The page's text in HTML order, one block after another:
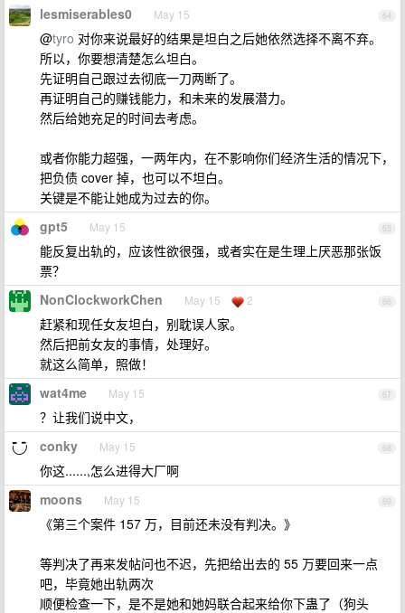
64
lesmiserables0 May 15
@tyro 对你来说最好的结果是坦白之后她依然选择不离不弃。
所以，你要想清楚怎么坦白。
先证明自己跟过去彻底一刀两断了。
再证明自己的赚钱能力，和未来的发展潜力。
然后给她充足的时间去考虑。
或者你能力超强，一两年内，在不影响你们经济生活的情况下，
把负债 cover 掉，也可以不坦白。
关键是不能让她成为过去的你。
65
gpt5 May 15
能反复出轨的，应该性欲很强，或者实在是生理上厌恶那张饭
票？
66
NonClockworkChen May 15 2
赶紧和现任女友坦白，别耽误人家。
然后把前女友的事情，处理好。
就这么简单，照做！
67
wat4me May 15
？让我们说中文，
68
conky May 15
你这......,怎么进得大厂啊
69
moons May 15
《第三个案件 157 万，目前还未没有判决。》
等判决了再来发帖问也不迟，先把给出去的 55 万要回来一点
吧，毕竟她出轨两次
顺便检查一下，是不是她和她妈联合起来给你下蛊了（狗头